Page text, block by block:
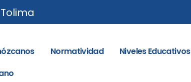
Normatividad Niveles Educativos